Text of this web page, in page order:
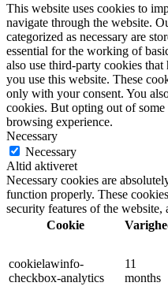
This website uses cookies to
navigate through the website.
categorized as necessary are
essential for the working of
also use third-party cookies
you use this website. These
only with your consent. You
cookies. But opting out of
browsing experience.
Necessary
Necessary
Altid aktiveret
Necessary cookies are
function properly. These
security features of the website,
Cookie
cookielawinfo-
checkbox-analytics
11
months